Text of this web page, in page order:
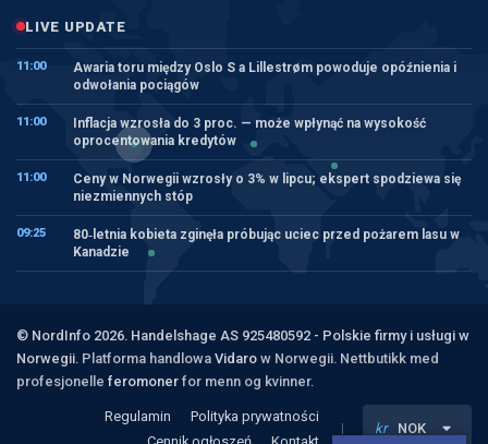
LIVE UPDATE
11:00
Awaria toru między Oslo S a Lillestrøm powoduje opóźnienia i
odwołania pociągów
11:00
Inflacja wzrosła do 3 proc. — może wpłynąć na wysokość
oprocentowania kredytów
11:00
Ceny w Norwegii wzrosły o 3% w lipcu; ekspert spodziewa się
niezmiennych stóp
09:25
80‑letnia kobieta zginęła próbując uciec przed pożarem lasu w
Kanadzie
© NordInfo 2026. Handelshage AS 925480592 - Polskie firmy i usługi w
Norwegii. Platforma handlowa Vidaro w Norwegii. Nettbutikk med
profesjonelle feromoner for menn og kvinner.
Regulamin
Polityka prywatności
kr NOK